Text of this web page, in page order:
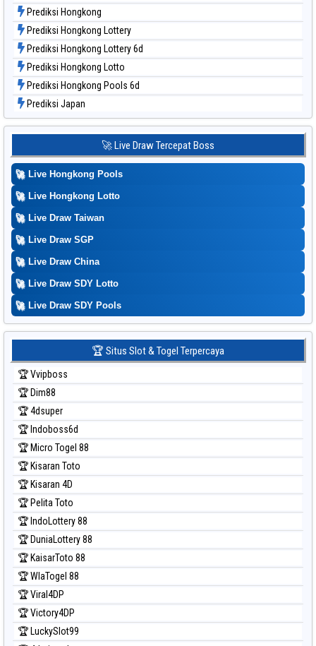
Prediksi Hongkong
Prediksi Hongkong Lottery
Prediksi Hongkong Lottery 6d
Prediksi Hongkong Lotto
Prediksi Hongkong Pools 6d
Prediksi Japan
Prediksi Japan 6d
Prediksi Kuda Lari
Prediksi Magnum Cambodia
Prediksi Nagoya
Prediksi North Carolina Day
Prediksi Singapore
Prediksi Sydney
Prediksi Sydney Lottery
Prediksi Sydney Lottery 6d
Prediksi Sydney Lotto
Prediksi Sydney Pools 6d
Prediksi Taipei
Prediksi Taiwan
🚀 Live Draw Tercepat Boss
🚀 Live Hongkong Pools
🚀 Live Hongkong Lotto
🚀 Live Draw Taiwan
🚀 Live Draw SGP
🚀 Live Draw China
🚀 Live Draw SDY Lotto
🚀 Live Draw SDY Pools
🏆 Situs Slot & Togel Terpercaya
🏆 Vvipboss
🏆 Dim88
🏆 4dsuper
🏆 Indoboss6d
🏆 Micro Togel 88
🏆 Kisaran Toto
🏆 Kisaran 4D
🏆 Pelita Toto
🏆 IndoLottery 88
🏆 DuniaLottery 88
🏆 KaisarToto 88
🏆 WlaTogel 88
🏆 Viral4DP
🏆 Victory4DP
🏆 LuckySlot99